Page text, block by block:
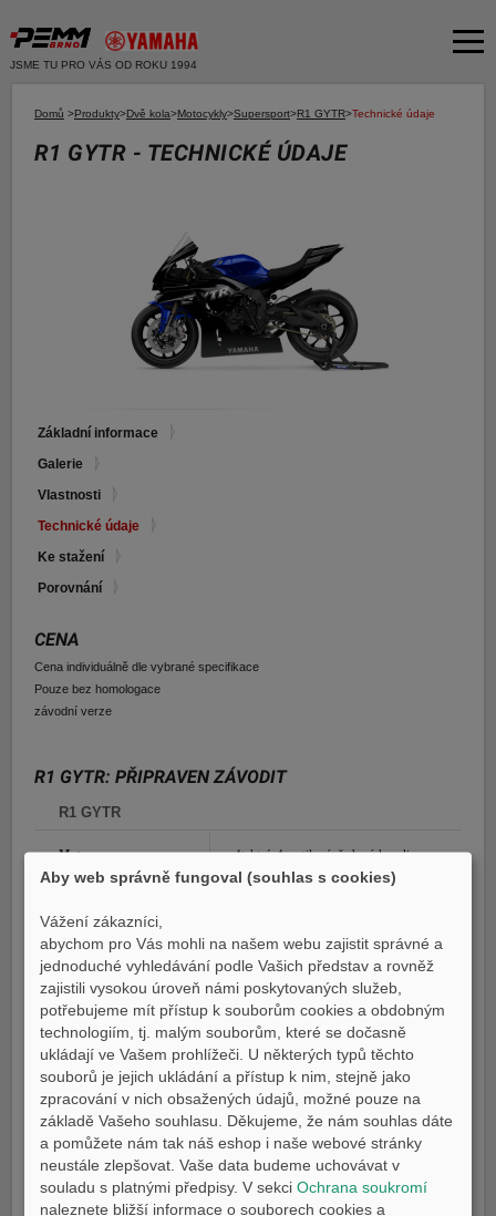
JSME TU PRO VÁS OD ROKU 1994
Produkty
Skútry
Čtyři kola
Čtyřkolky
E-SHOP YAMAHA
Bazar moto
Bazar ND
Domů >Produkty>Dvě kola>Motocykly>Supersport>R1 GYTR>Technické údaje
R1 GYTR - TECHNICKÉ ÚDAJE
R1 GYTR: PŘIPRAVEN ZÁVODIT
R1 GYTR
Motor
4taktní, 4ventilový, řadový kapalinou
chlazený čtyřválec, DOHC
Zdvihový objem
Výkon se neudává
Kroutící moment se neudává
Příprava směsi Elektronické vstřikování paliva
Systém zapalování TCI
Systém mazání zásoba oleje v klikové skříni
Systém startování Elektrický startér
Základní informace
Galerie
Vlastnosti
Technické údaje
Ke stažení
Porovnání
CENA
Cena individuálně dle vybrané specifikace
Pouze bez homologace
závodní verze
Aby web správně fungoval (souhlas s cookies)
Vážení zákazníci,
abychom pro Vás mohli na našem webu zajistit správné a
jednoduché vyhledávání podle Vašich představ a rovněž
zajistili vysokou úroveň námi poskytovaných služeb,
potřebujeme mít přístup k souborům cookies a obdobným
technologiím, tj. malým souborům, které se dočasně
ukládají ve Vašem prohlížeči. U některých typů těchto
souborů je jejich ukládání a přístup k nim, stejně jako
zpracování v nich obsažených údajů, možné pouze na
základě Vašeho souhlasu. Děkujeme, že nám souhlas dáte
a pomůžete nám tak náš eshop i naše webové stránky
neustále zlepšovat. Vaše data budeme uchovávat v
souladu s platnými předpisy. V sekciOchrana soukromí
naleznete bližší informace o souborech cookies a